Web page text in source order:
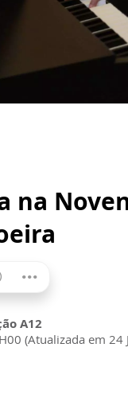
na
A12
(Atualizada em 24